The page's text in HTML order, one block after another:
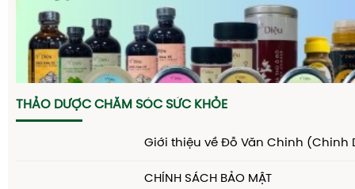
THẢO DƯỢC CHĂM SÓC SỨC KHỎE
Giới thiệu về Đỗ Văn Chinh (Chinh
CHÍNH SÁCH BẢO MẬT